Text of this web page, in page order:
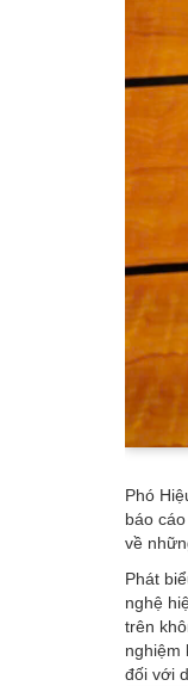
Phó
báo
về
Phát
nghệ
trên
nghiệm
đối với